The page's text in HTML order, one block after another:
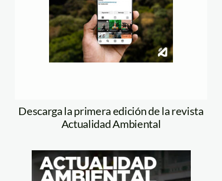
Descarga la primera edición de la revista
Actualidad Ambiental